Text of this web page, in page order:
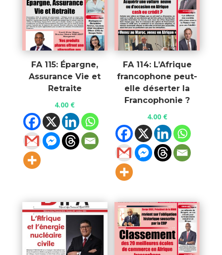
FA 115: Épargne,
Assurance Vie et
Retraite
4.00 €
FA 114: L’Afrique
francophone peut-
elle déserter la
Francophonie ?
4.00 €